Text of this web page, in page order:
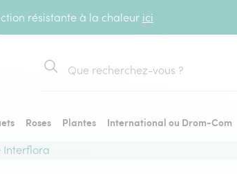
résistante à la chaleur ici
Rechercher
Roses Plantes
International ou Drom-Com
Interflora